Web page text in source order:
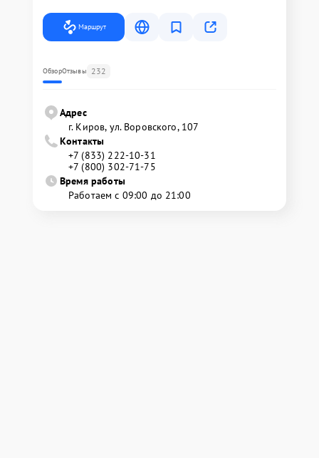
Маршрут
ОбзорОтзывы 232
Адрес
г. Киров, ул. Воровского, 107
Контакты
+7 (833) 222-10-31
+7 (800) 302-71-75
Время работы
Работаем с 09:00 до 21:00